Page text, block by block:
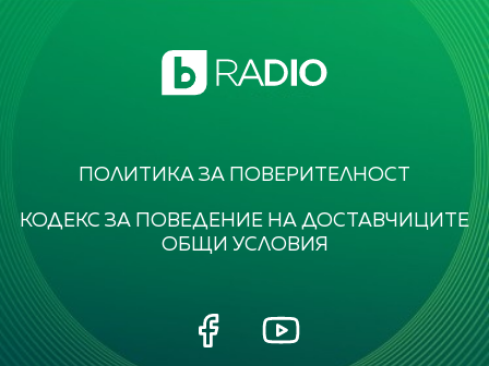
ПОЛИТИКА ЗА ПОВЕРИТЕЛНОСТ
КОДЕКС ЗА ПОВЕДЕНИЕ НА ДОСТАВЧИЦИТЕ
ОБЩИ УСЛОВИЯ